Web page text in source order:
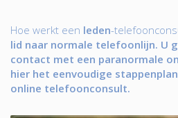
Hoe werkt een leden-
lid naar normale telefoonlijn. U
contact met een paranormale
hier het eenvoudige
online telefoonconsult.